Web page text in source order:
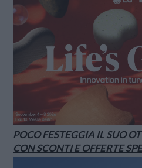
POCO FESTEGGIA IL SUO
CON SCONTI E OFFERTE